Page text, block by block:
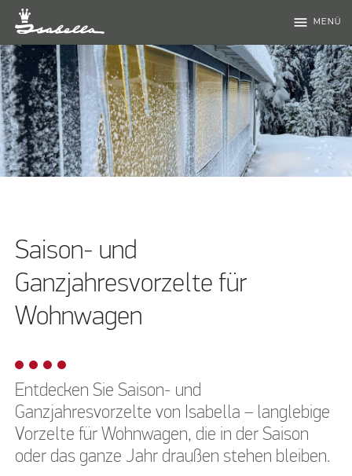
menu MENÜ
Saison- und
Ganzjahresvorzelte für
Wohnwagen
Entdecken Sie Saison- und
Ganzjahresvorzelte von Isabella – langlebige
Vorzelte für Wohnwagen, die in der Saison
oder das ganze Jahr draußen stehen bleiben.